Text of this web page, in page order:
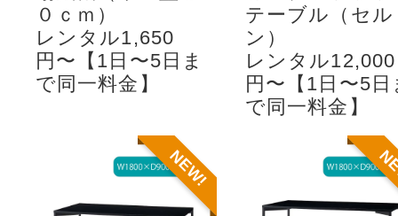
０ｃｍ）
レンタル1,650
円〜【1日〜5日ま
で同一料金】
テーブル（セル
ン）
レンタル12,000
円〜【1日〜5日
で同一料金】
NEW!